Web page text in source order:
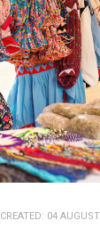
CREATED: 04